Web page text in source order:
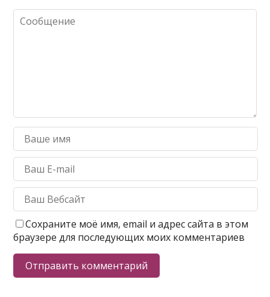
Сохраните моё имя, email и адрес сайта в этом
браузере для последующих моих комментариев